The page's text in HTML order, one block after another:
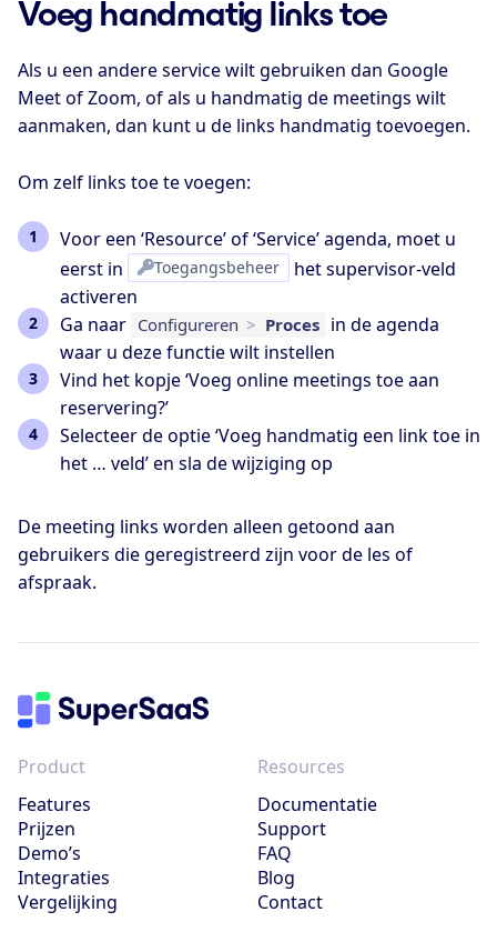
Voeg handmatig links toe
Als u een andere service wilt gebruiken dan Google
Meet of Zoom, of als u handmatig de meetings wilt
aanmaken, dan kunt u de links handmatig toevoegen.
Om zelf links toe te voegen:
Voor een ‘Resource’ of ‘Service’ agenda, moet u
eerst in
Toegangsbeheer
het supervisor-veld
activeren
Ga naar Configureren > Proces in de agenda
waar u deze functie wilt instellen
Vind het kopje ‘Voeg online meetings toe aan
reservering?’
Selecteer de optie ‘Voeg handmatig een link toe in
het … veld’ en sla de wijziging op
De meeting links worden alleen getoond aan
gebruikers die geregistreerd zijn voor de les of
afspraak.
Product
Features
Prijzen
Demo’s
Integraties
Vergelijking
Resources
Documentatie
Support
FAQ
Blog
Contact